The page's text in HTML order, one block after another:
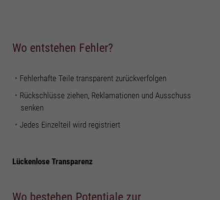
Wo entstehen Fehler?
Fehlerhafte Teile transparent zurückverfolgen
Rückschlüsse ziehen, Reklamationen und Ausschuss
senken
Jedes Einzelteil wird registriert
Lückenlose Transparenz
Wo bestehen Potentiale zur